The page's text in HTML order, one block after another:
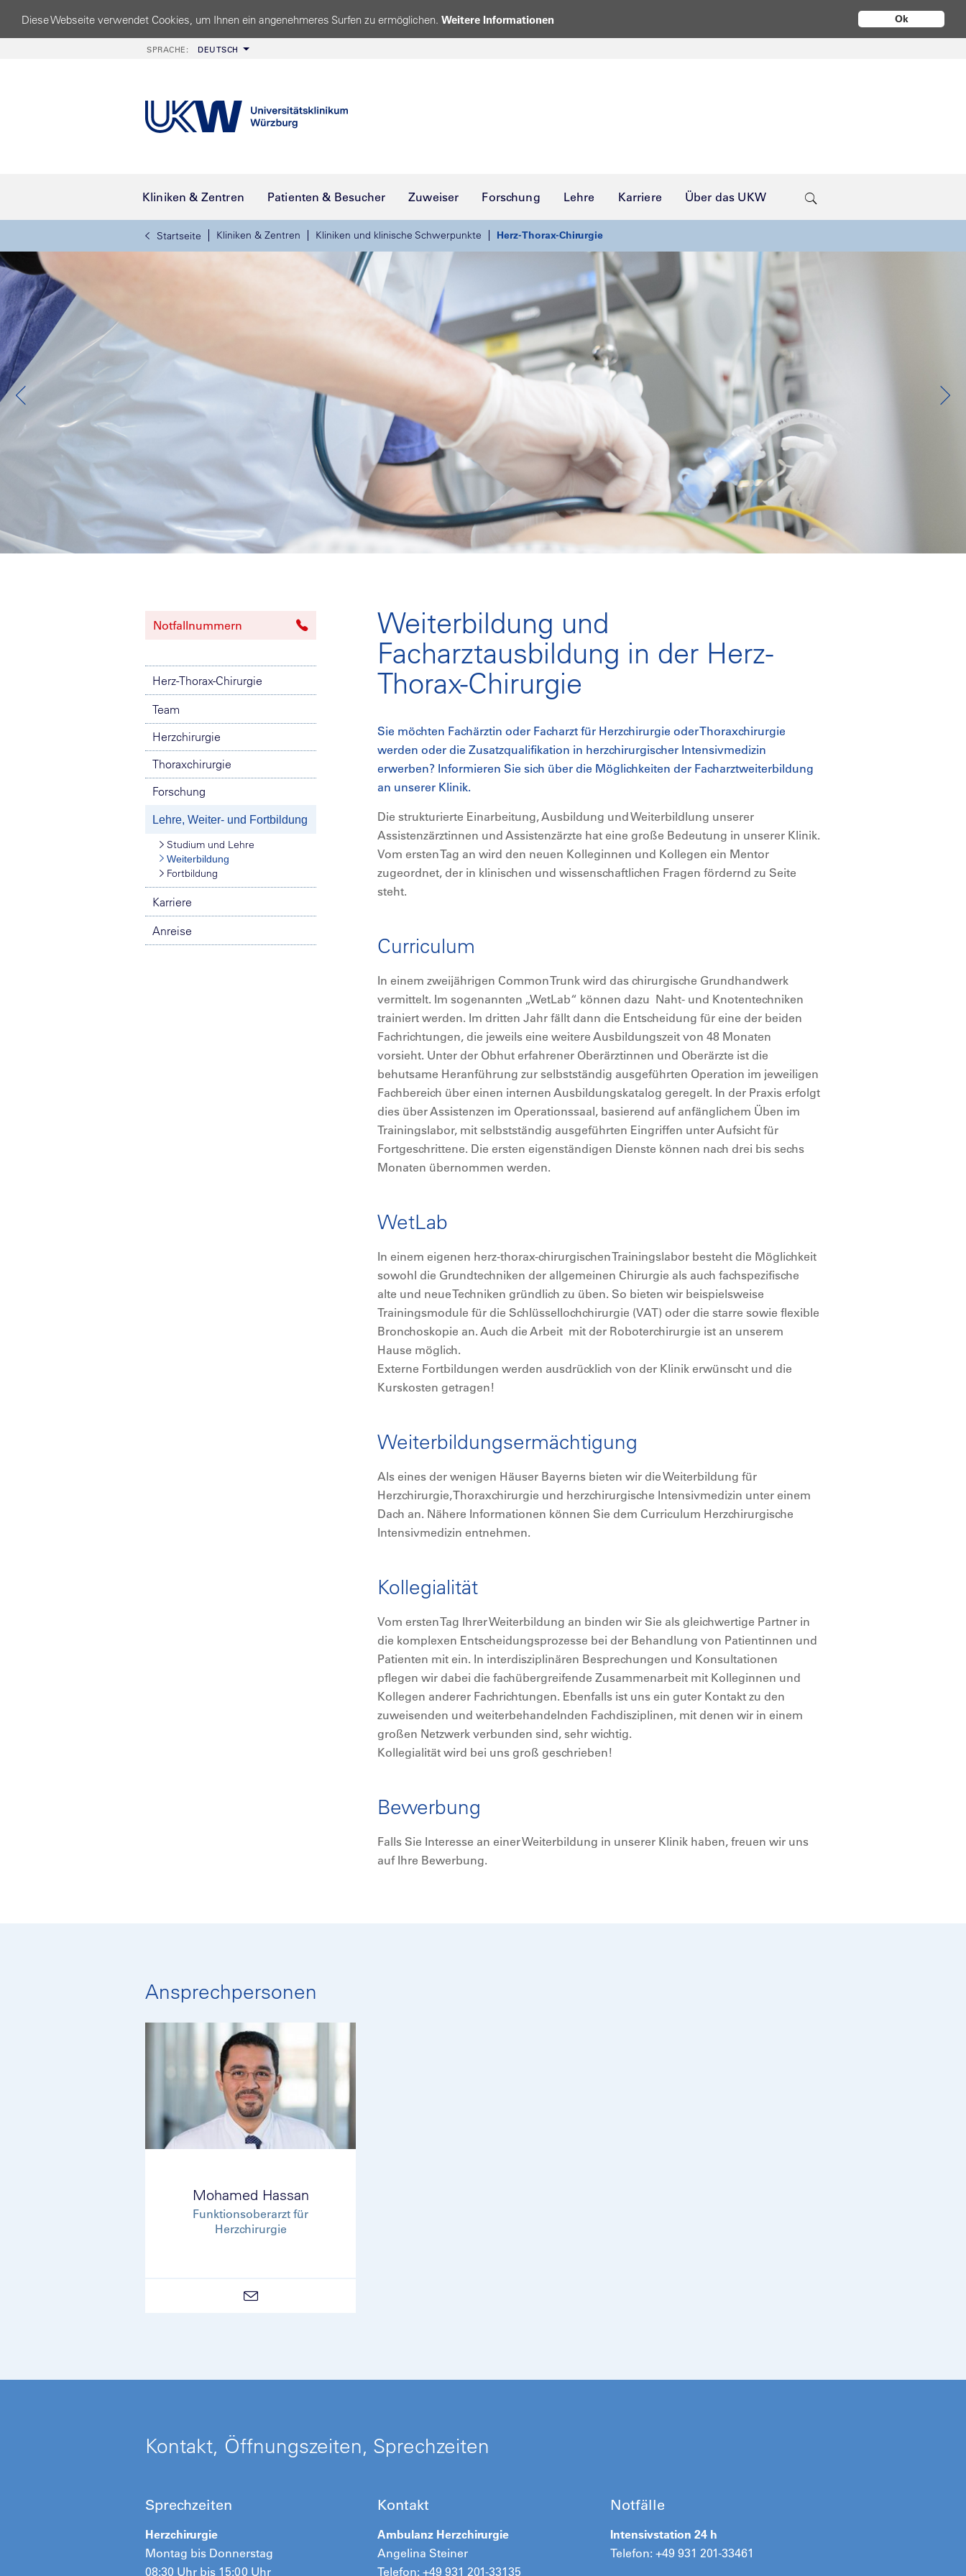
Ok
Diese Webseite verwendet Cookies, um Ihnen ein angenehmeres Surfen zu ermöglichen. Weitere Informationen
SPRACHE: DEUTSCH
Kliniken & Zentren Patienten & Besucher Zuweiser Forschung Lehre Karriere Über das UKW
Startseite Kliniken & Zentren Kliniken und klinische Schwerpunkte Herz-Thorax-Chirurgie
Notfallnummern
Herz-Thorax-Chirurgie
Team
Herzchirurgie
Thoraxchirurgie
Forschung
Lehre, Weiter- und Fortbildung
Studium und Lehre
Weiterbildung
Fortbildung
Karriere
Anreise
Weiterbildung und
Facharztausbildung in der Herz-
Thorax-Chirurgie
Sie möchten Fachärztin oder Facharzt für Herzchirurgie oder Thoraxchirurgie
werden oder die Zusatzqualifikation in herzchirurgischer Intensivmedizin
erwerben? Informieren Sie sich über die Möglichkeiten der Facharztweiterbildung
an unserer Klinik.
Die strukturierte Einarbeitung, Ausbildung und Weiterbildlung unserer
Assistenzärztinnen und Assistenzärzte hat eine große Bedeutung in unserer Klinik.
Vom ersten Tag an wird den neuen Kolleginnen und Kollegen ein Mentor
zugeordnet, der in klinischen und wissenschaftlichen Fragen fördernd zu Seite
steht.
Curriculum
In einem zweijährigen Common Trunk wird das chirurgische Grundhandwerk
vermittelt. Im sogenannten „WetLab“ können dazu Naht- und Knotentechniken
trainiert werden. Im dritten Jahr fällt dann die Entscheidung für eine der beiden
Fachrichtungen, die jeweils eine weitere Ausbildungszeit von 48 Monaten
vorsieht. Unter der Obhut erfahrener Oberärztinnen und Oberärzte ist die
behutsame Heranführung zur selbstständig ausgeführten Operation im jeweiligen
Fachbereich über einen internen Ausbildungskatalog geregelt. In der Praxis erfolgt
dies über Assistenzen im Operationssaal, basierend auf anfänglichem Üben im
Trainingslabor, mit selbstständig ausgeführten Eingriffen unter Aufsicht für
Fortgeschrittene. Die ersten eigenständigen Dienste können nach drei bis sechs
Monaten übernommen werden.
WetLab
In einem eigenen herz-thorax-chirurgischen Trainingslabor besteht die Möglichkeit
sowohl die Grundtechniken der allgemeinen Chirurgie als auch fachspezifische
alte und neue Techniken gründlich zu üben. So bieten wir beispielsweise
Trainingsmodule für die Schlüssellochchirurgie (VAT) oder die starre sowie flexible
Bronchoskopie an. Auch die Arbeit mit der Roboterchirurgie ist an unserem
Hause möglich.
Externe Fortbildungen werden ausdrücklich von der Klinik erwünscht und die
Kurskosten getragen!
Weiterbildungsermächtigung
Als eines der wenigen Häuser Bayerns bieten wir die Weiterbildung für
Herzchirurgie, Thoraxchirurgie und herzchirurgische Intensivmedizin unter einem
Dach an. Nähere Informationen können Sie dem Curriculum Herzchirurgische
Intensivmedizin entnehmen.
Kollegialität
Vom ersten Tag Ihrer Weiterbildung an binden wir Sie als gleichwertige Partner in
die komplexen Entscheidungsprozesse bei der Behandlung von Patientinnen und
Patienten mit ein. In interdisziplinären Besprechungen und Konsultationen
pflegen wir dabei die fachübergreifende Zusammenarbeit mit Kolleginnen und
Kollegen anderer Fachrichtungen. Ebenfalls ist uns ein guter Kontakt zu den
zuweisenden und weiterbehandelnden Fachdisziplinen, mit denen wir in einem
großen Netzwerk verbunden sind, sehr wichtig.
Kollegialität wird bei uns groß geschrieben!
Bewerbung
Falls Sie Interesse an einer Weiterbildung in unserer Klinik haben, freuen wir uns
auf Ihre Bewerbung.
Ansprechpersonen
Mohamed Hassan
Funktionsoberarzt für
Herzchirurgie
Kontakt, Öffnungszeiten, Sprechzeiten
Sprechzeiten
Herzchirurgie
Montag bis Donnerstag
08:30 Uhr bis 15:00 Uhr
Kontakt
Ambulanz Herzchirurgie
Angelina Steiner
Telefon: +49 931 201-33135
Notfälle
Intensivstation 24 h
Telefon: +49 931 201-33461